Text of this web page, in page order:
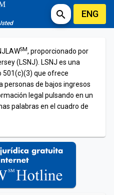
search ENG
SM, proporcionado por
(LSNJ). LSNJ es una
501(c)(3) que ofrece
personas de bajos ingresos
legal pulsando en un
palabras en el cuadro de